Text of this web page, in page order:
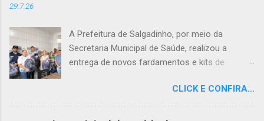
comoveu vizinhos e evidenciou a gravidade da
situação. Além da dor causada aos tutores dos
animais, o envenenamento representa um risco
outros animais e até crianças que, porventura,
tenham contato com substâncias tóxicas
29.7.26
A Prefeitura de Salgadinho, por meio da
Secretaria Municipal de Saúde, realizou a
entrega de novos fardamentos e kits de
(ACS) e aos Agentes de Combate às Endemias
(ACE). A iniciativa reforça o compromisso da
gestão municipal com a valorização dos
CLICK E CONFIRA...